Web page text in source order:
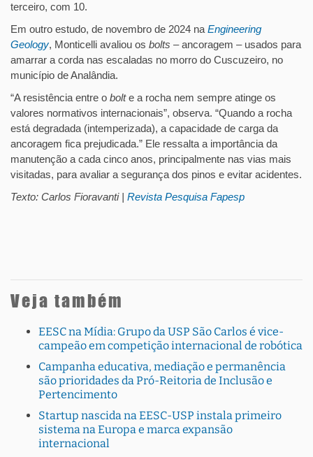
terceiro, com 10.
Em outro estudo, de novembro de 2024 na Engineering
Geology, Monticelli avaliou os bolts – ancoragem – usados para
amarrar a corda nas escaladas no morro do Cuscuzeiro, no
município de Analândia.
“A resistência entre o bolte a rocha nem sempre atinge os
valores normativos internacionais”, observa. “Quando a rocha
está degradada (intemperizada), a capacidade de carga da
ancoragem fica prejudicada.” Ele ressalta a importância da
manutenção a cada cinco anos, principalmente nas vias mais
visitadas, para avaliar a segurança dos pinos e evitar acidentes.
Texto: Carlos Fioravanti | Revista Pesquisa Fapesp
Veja também
EESC na Mídia: Grupo da USP São Carlos é vice-
campeão em competição internacional de robótica
Campanha educativa, mediação e permanência
são prioridades da Pró-Reitoria de Inclusão e
Pertencimento
Startup nascida na EESC-USP instala primeiro
sistema na Europa e marca expansão
internacional